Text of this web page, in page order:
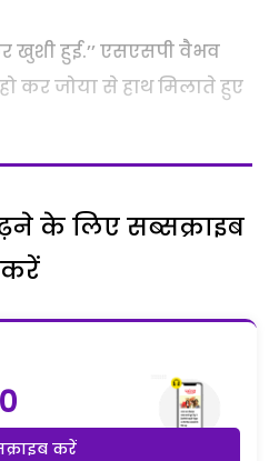
खुशी हुई.’’ एसएसपी वैभव
कर जोया से हाथ मिलाते हुए
के लिए सब्सक्राइब
करें
करें